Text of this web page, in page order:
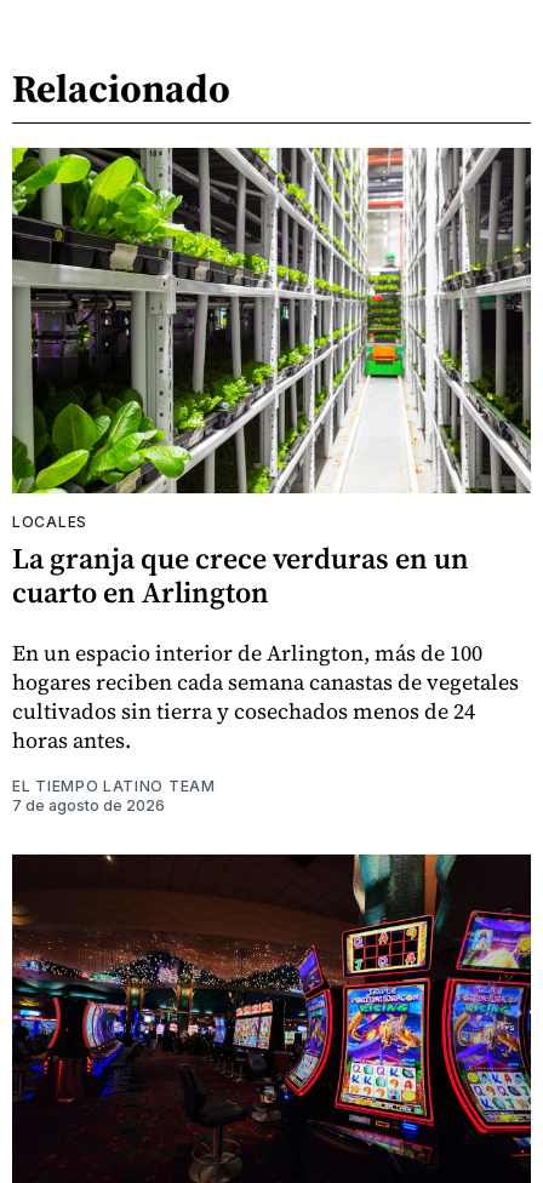
Relacionado
LOCALES
La granja que crece verduras en un
cuarto en Arlington
En un espacio interior de Arlington, más de 100
hogares reciben cada semana canastas de vegetales
cultivados sin tierra y cosechados menos de 24
horas antes.
EL TIEMPO LATINO TEAM
7 de agosto de 2026